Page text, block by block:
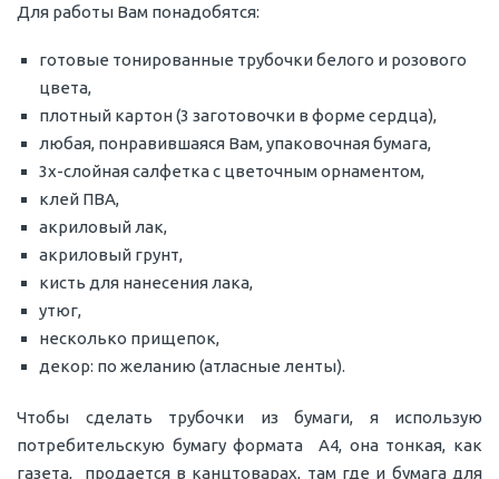
Для работы Вам понадобятся:
готовые тонированные трубочки белого и розового
цвета,
плотный картон (3 заготовочки в форме сердца),
любая, понравившаяся Вам, упаковочная бумага,
3х-слойная салфетка с цветочным орнаментом,
клей ПВА,
акриловый лак,
акриловый грунт,
кисть для нанесения лака,
утюг,
несколько прищепок,
декор: по желанию (атласные ленты).
Чтобы сделать трубочки из бумаги, я использую
потребительскую бумагу формата А4, она тонкая, как
газета, продается в канцтоварах, там где и бумага для